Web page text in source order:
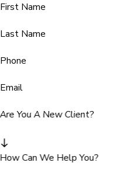
First Name
Last Name
Phone
Email
Are You A New Client?
How Can We Help You?